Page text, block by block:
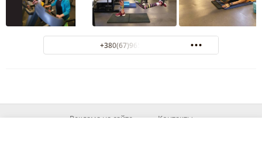
+380(67)965-29-24
Реклама на сайте Контакты